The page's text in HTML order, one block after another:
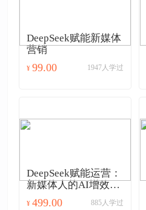
DeepSeek赋能新媒体
营销
¥ 99.00 1947人学过
DeepSeek赋能运营：
新媒体人的AI增效特
训营
¥ 499.00 885人学过